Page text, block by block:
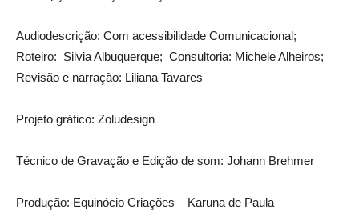
Audiodescrição: Com acessibilidade Comunicacional;
Roteiro: Silvia Albuquerque; Consultoria: Michele Alheiros;
Revisão e narração: Liliana Tavares
Projeto gráfico: Zoludesign
Técnico de Gravação e Edição de som: Johann Brehmer
Produção: Equinócio Criações – Karuna de Paula